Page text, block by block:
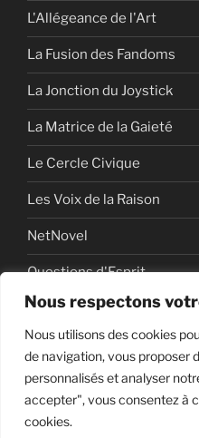
Nous respectons
Nous utilisons des cookies
de navigation, vous proposer
personnalisés et analyser
accepter", vous consentez à
cookies.
L'Allégeance de l'Art
La Fusion des Fandoms
La Jonction du Joystick
La Matrice de la Gaieté
Le Cercle Civique
Les Voix de la Raison
NetNovel
Questions d'Esprit
Série
Série vidéo